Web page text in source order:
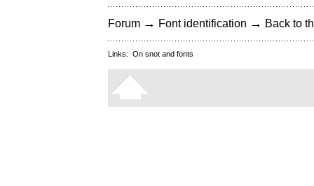
Forum → Font identification → Back to
Links: On snot and fonts